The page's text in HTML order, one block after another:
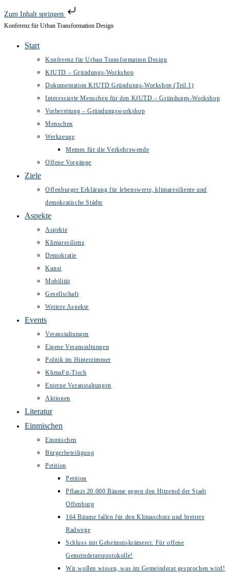
Zum Inhalt springen
Zum
Konferenz für Urban Transformation Design
Start
Konferenz für Urban Transformation Design
KfUTD – Gründungs-Workshop
Dokumentation KfUTD Gründungs-Workshop (Teil 1)
Interessierte Menschen für den KfUTD – Gründungs-Workshop
Vorbereitung – Gründungsworkshop
Menschen
Werkzeuge
Memes für die Verkehrswende
Offene Vorgänge
Ziele
Offenburger Erklärung für lebenswerte, klimaresiliente und
demokratische Städte
Aspekte
Aspekte
Klimaresilienz
Demokratie
Kunst
Mobilität
Gesellschaft
Weitere Aspekte
Events
Veranstaltungen
Eigene Veranstaltungen
Politik im Hinterzimmer
KlimaFit-Tisch
Externe Veranstaltungen
Aktionen
Literatur
Einmischen
Einmischen
Bürgerbeteiligung
Petition
Petition
Pflanzt 20.000 Bäume gegen den Hitzetod der Stadt
Offenburg
164 Bäume fallen für den Klimaschutz und breitere
Radwege
Schluss mit Geheimniskrämerei: Für offene
Gemeinderatsprotokolle!
Wir wollen wissen, was im Gemeinderat gesprochen wird!